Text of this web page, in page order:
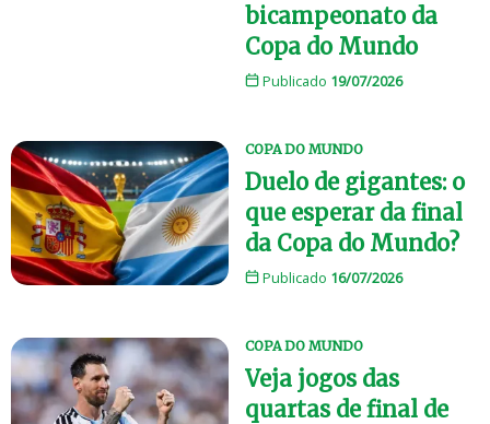
bicampeonato da
Copa do Mundo
Publicado 19/07/2026
COPA DO MUNDO
Duelo de gigantes: o
que esperar da final
da Copa do Mundo?
Publicado 16/07/2026
COPA DO MUNDO
Veja jogos das
quartas de final de